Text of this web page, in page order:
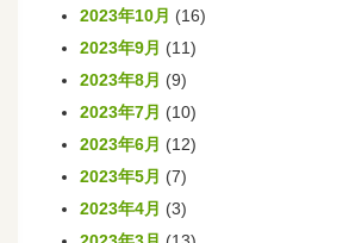
2023年10月 (16)
2023年9月 (11)
2023年8月 (9)
2023年7月 (10)
2023年6月 (12)
2023年5月 (7)
2023年4月 (3)